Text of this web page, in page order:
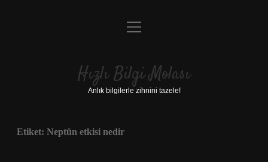
Anasayfa
Yasal Uyarı
menüyü
Hızlı Bilgi Molası
Anlık bilgilerle zihnini tazele!
Etiket: Neptün etkisi nedir